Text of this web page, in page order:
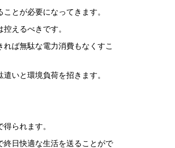
とが必要になってきます。
えるべきです。
ば無駄な電力消費もなくすこ
いと環境負荷を招きます。
られます。
終日快適な生活を送ることがで